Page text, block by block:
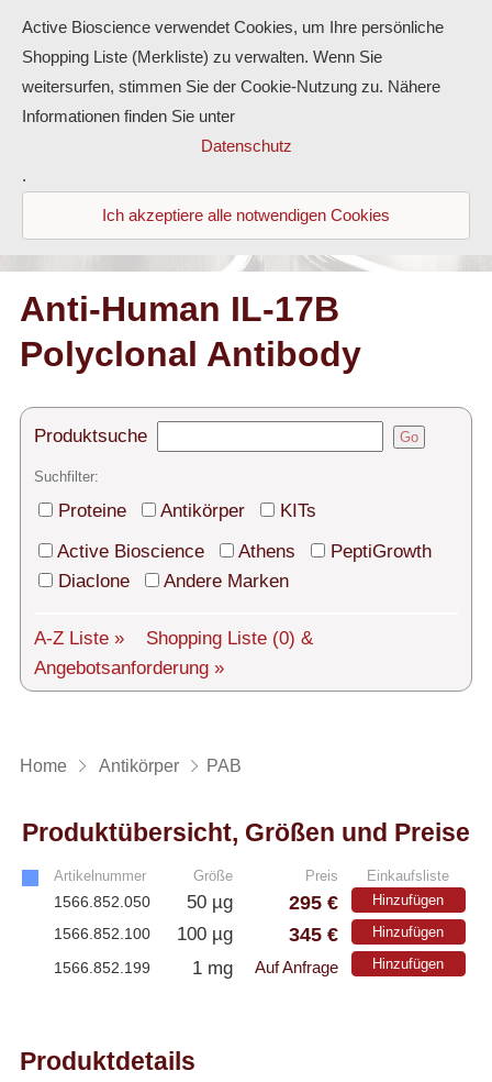
Antikörper
ELISA-Kits
Diaclone Produkte
Home
Kontakt
Versand
Über uns
Service
AGBs
Anti-Human IL-17B
Polyclonal Antibody
Produktsuche Go
Suchfilter:
Proteine Antikörper
KITs
Active Bioscience
Athens
PeptiGrowth
Diaclone
Andere Marken
A-Z Liste » Shopping Liste (0) &
Angebotsanforderung »
Home Antikörper PAB
Produktübersicht, Größen und Preise
Artikelnummer Größe Preis Einkaufsliste
1566.852.050 50 µg 295 € Hinzufügen
1566.852.100 100 µg 345 € Hinzufügen
1566.852.199 1 mg Auf Anfrage Hinzufügen
Produktdetails
Active Bioscience verwendet Cookies, um Ihre persönliche
Shopping Liste (Merkliste) zu verwalten. Wenn Sie
weitersurfen, stimmen Sie der Cookie-Nutzung zu. Nähere
Informationen finden Sie unter
Datenschutz
.
Ich akzeptiere alle notwendigen Cookies